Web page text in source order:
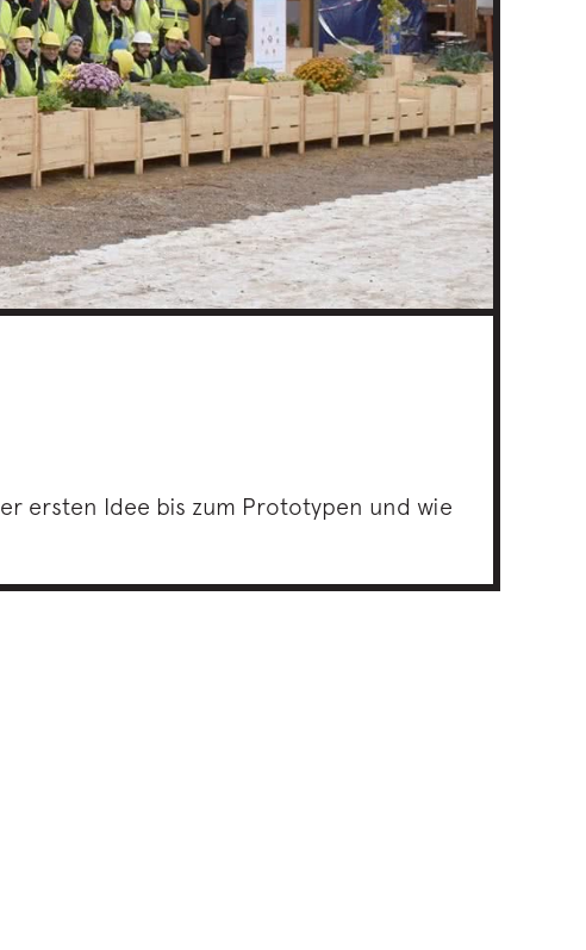
ersten Idee bis zum Prototypen und wie